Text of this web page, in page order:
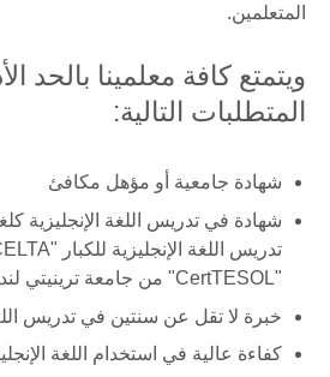
المتعلمين.
ويتمتع كافة معلمينا بالحد
المتطلبات التالية:
شهادة جامعية أو مؤهل مكافئ
شهادة في تدريس اللغة الإنجليزية
"CertTESOL" من جامعة ترينيتي لندن
خبرة لا تقل عن سنتين في تدريس
كفاءة عالية في استخدام اللغة